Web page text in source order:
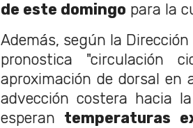
de este domingo para la
Además, según la
pronostica "circulación
aproximación de dorsal en
advección costera hacia
esperan temperaturas